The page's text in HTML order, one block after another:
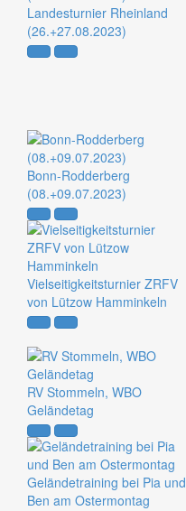
Landesturnier Rheinland
(26.+27.08.2023)
Bonn-Rodderberg
(08.+09.07.2023)
Vielseitigkeitsturnier ZRFV
von Lützow Hamminkeln
RV Stommeln, WBO
Geländetag
Geländetraining bei Pia und
Ben am Ostermontag